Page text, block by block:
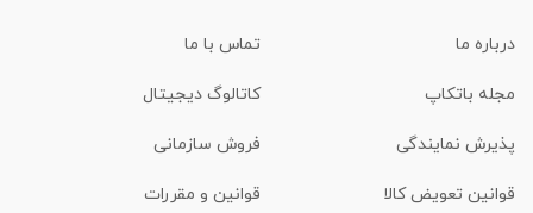
درباره ما تماس با ما
مجله باتکاپ کاتالوگ دیجیتال
پذیرش نمایندگی فروش سازمانی
قوانین تعویض کالا قوانین و مقررات